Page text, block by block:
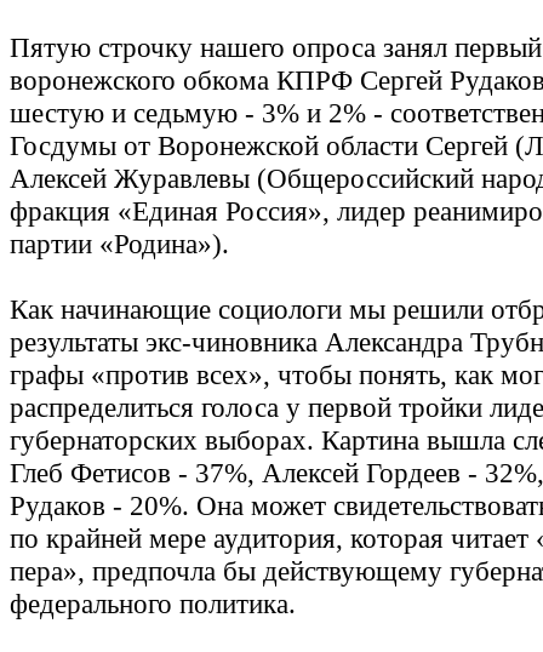
Пятую строчку нашего опроса занял первый
воронежского обкома КПРФ Сергей
шестую и седьмую - 3% и 2% -
Госдумы от Воронежской области Сергей
Алексей Журавлевы (Общероссийский
фракция «Единая Россия», лидер
партии «Родина»).
Как начинающие социологи мы решили
результаты экс-чиновника Александра
графы «против всех», чтобы понять, как
распределиться голоса у первой тройки
губернаторских выборах. Картина вышла
Глеб Фетисов - 37%, Алексей Гордеев -
Рудаков - 20%. Она может
по крайней мере аудитория, которая читает
пера», предпочла бы действующему
федерального политика.